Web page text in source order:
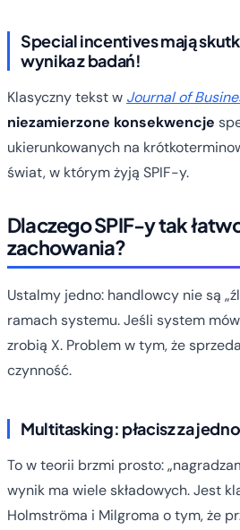
Special incentives mają
wynika z badań!
Klasyczny tekst w Journal of
niezamierzone konsekwencje
ukierunkowanych na
świat, w którym żyją SPIF-y.
Dlaczego SPIF-y tak
zachowania?
Ustalmy jedno: handlowcy nie są
ramach systemu. Jeśli system
zrobią X. Problem w tym, że
czynność.
Multitasking: płacisz za
To w teorii brzmi prosto:
wynik ma wiele składowych. Jest
Holmströma i Milgroma o tym, że